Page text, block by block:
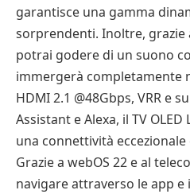
garantisce una gamma
sorprendenti. Inoltre, grazie
potrai godere di un suono
immergerà completamente
HDMI 2.1 @48Gbps, VRR e
Assistant e Alexa, il TV OLED
una connettività
Grazie a webOS 22 e al
navigare attraverso le app